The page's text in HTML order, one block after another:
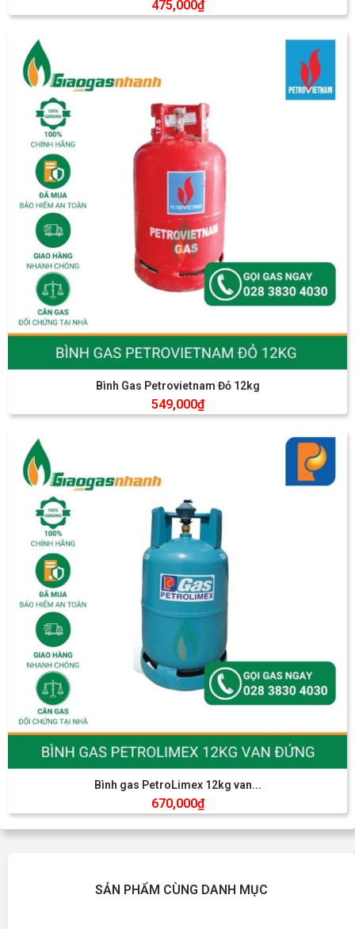
475,000₫
Bình Gas Petrovietnam Đỏ 12kg
549,000₫
Bình gas PetroLimex 12kg van...
670,000₫
SẢN PHẨM CÙNG DANH MỤC